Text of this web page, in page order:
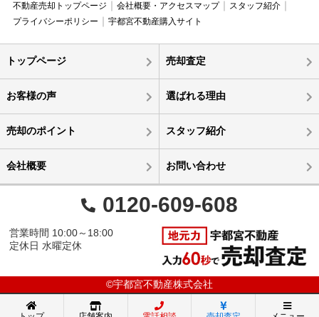
不動産売却トップページ 会社概要・アクセスマップ
スタッフ紹介
プライバシーポリシー
宇都宮不動産購入サイト
トップページ 売却査定
お客様の声 選ばれる理由
売却のポイント スタッフ紹介
会社概要 お問い合わせ
0120-609-608
営業時間 10:00～18:00
定休日 水曜定休
©宇都宮不動産株式会社